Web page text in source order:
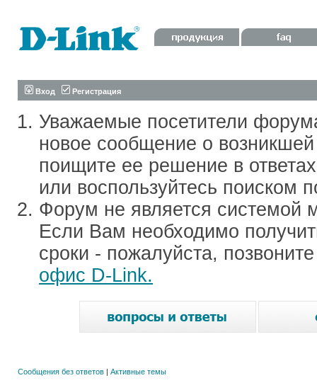
Вход Регистрация
Уважаемые посетители
новое сообщение о
поищите ее решение в
или воспользуйтесь поиском
Форум не является системой
Если Вам необходимо
сроки - пожалуйста,
офис D-Link.
Сообщения без ответов | Активные темы